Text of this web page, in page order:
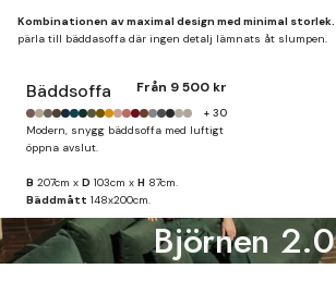
Kombinationen av maximal design med minimal storlek.
pärla till bäddasoffa där ingen detalj lämnats åt slumpen.
Bäddsoffa Från 9 500 kr
+ 30
Modern, snygg bäddsoffa med luftigt
öppna avslut.
B 207cm x D 103cm x H 87cm.
Bäddmått 148x200cm.
Björnen 2.0